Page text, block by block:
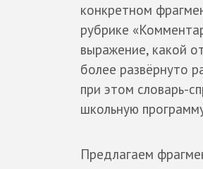
конкретном
рубрике
выражение, какой
более развёрнуто
при этом словарь-
школьную
Предлагаем